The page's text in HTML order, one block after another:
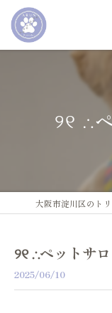
୨୧ ∴
୨୧ ∴ペットサ
2025/06/10